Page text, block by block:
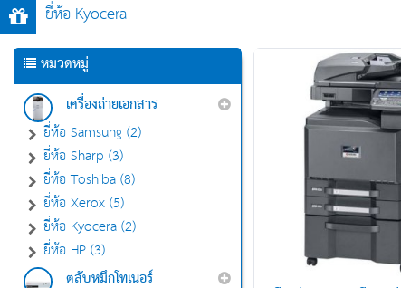
ยี่ห้อ Kyocera
หมวดหมู่
เครื่องถ่ายเอกสาร
ยี่ห้อ Samsung (2)
ยี่ห้อ Sharp (3)
ยี่ห้อ Toshiba (8)
ยี่ห้อ Xerox (5)
ยี่ห้อ Kyocera (2)
ยี่ห้อ HP (3)
ตลับหมึกโทเนอร์